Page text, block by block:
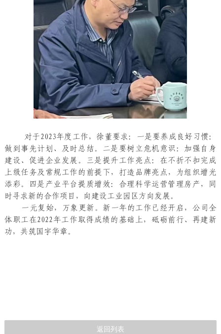
对于2023年度工作，徐董要求：一是要养成良好习惯：
做到事先计划、及时总结。二是要树立危机意识：加强自身
建设、促进企业发展。三是提升工作亮点：在不折不扣完成
上级任务及常规工作的前提下，打造品牌亮点，为组织增光
添彩。四是产业平台提质增效：合理科学运营管理房产，同
时寻求新的合作项目，向建设工业园区方向发展。
一元复始，万象更新。新一年的工作已经开启，公司全
体职工在2022年工作取得成绩的基础上，砥砺前行、再建新
功，共筑国宇华章。
返回列表